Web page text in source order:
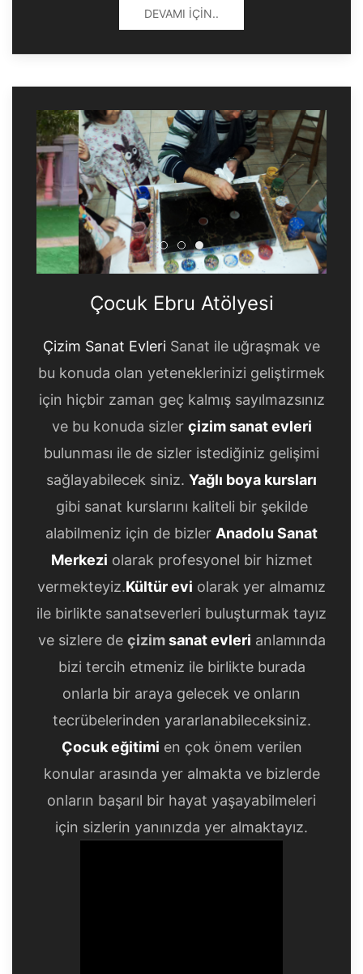
DEVAMI İÇIN..
Çocuk Ebru Atölyesi
Çocuk Ebru Atölyesi
Çocuk Ebru Atölyesi
Çocuk Ebru Atölyesi
Çizim Sanat Evleri Sanat ile uğraşmak ve
bu konuda olan yeteneklerinizi geliştirmek
için hiçbir zaman geç kalmış sayılmazsınız
ve bu konuda sizler çizim sanat evleri
bulunması ile de sizler istediğiniz gelişimi
sağlayabilecek siniz. Yağlı boya kursları
gibi sanat kurslarını kaliteli bir şekilde
alabilmeniz için de bizler Anadolu Sanat
Merkezi olarak profesyonel bir hizmet
vermekteyiz.Kültür evi olarak yer almamız
ile birlikte sanatseverleri buluşturmak tayız
ve sizlere de çizimsanat evleri anlamında
bizi tercih etmeniz ile birlikte burada
onlarla bir araya gelecek ve onların
tecrübelerinden yararlanabileceksiniz.
Çocuk eğitimi en çok önem verilen
konular arasında yer almakta ve bizlerde
onların başarıl bir hayat yaşayabilmeleri
için sizlerin yanınızda yer almaktayız.